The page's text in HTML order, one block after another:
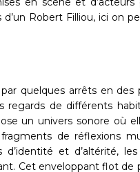
d’un Robert Filliou, ici on
quelques arrêts en
regards de différents
un univers sonore où
de réflexions
d’identité et d’altérité,
Cet enveloppant flot de